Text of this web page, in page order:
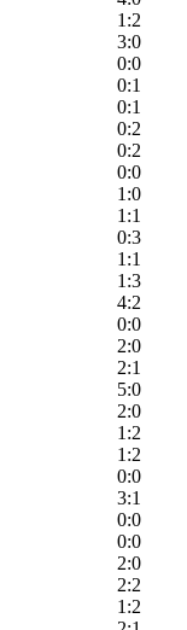
1:2
3:0
0:0
0:1
0:1
0:2
0:2
0:0
1:0
1:1
0:3
1:1
1:3
4:2
0:0
2:0
2:1
5:0
2:0
1:2
1:2
0:0
3:1
0:0
0:0
2:0
2:2
1:2